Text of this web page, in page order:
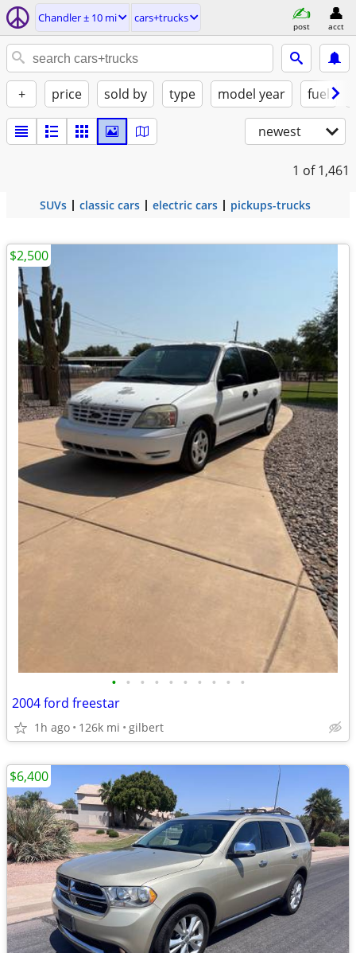
Chandler ± 10 mi cars+trucks
post acct
+ price sold by type model year fuel
newest
1 of 1,461
SUVs classic cars electric cars pickups-trucks
• • • • • • • • • •
2004 ford freestar
1h ago 126k mi gilbert
$2,500
$6,400